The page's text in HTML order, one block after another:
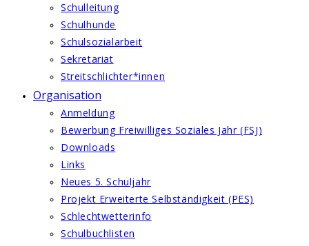
Schulleitung
Schulhunde
Schulsozialarbeit
Sekretariat
Streitschlichter*innen
Organisation
Anmeldung
Bewerbung Freiwilliges Soziales Jahr (FSJ)
Downloads
Links
Neues 5. Schuljahr
Projekt Erweiterte Selbständigkeit (PES)
Schlechtwetterinfo
Schulbuchlisten